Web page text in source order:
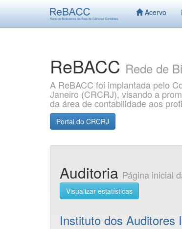
Acervo
ReBACC Rede de
A ReBACC foi implantada pelo
Janeiro (CRCRJ), visando a
da área de contabilidade aos
Portal do CRCRJ
Auditoria Página inicial
Visualizar estatísticas
Instituto dos Auditores